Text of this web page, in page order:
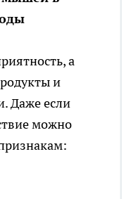
а
и
Даже если
можно